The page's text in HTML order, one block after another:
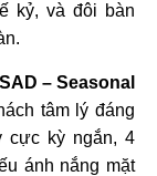
kỷ, và đôi bàn
– Seasonal
tâm lý đáng
cực kỳ ngắn, 4
ánh nắng mặt